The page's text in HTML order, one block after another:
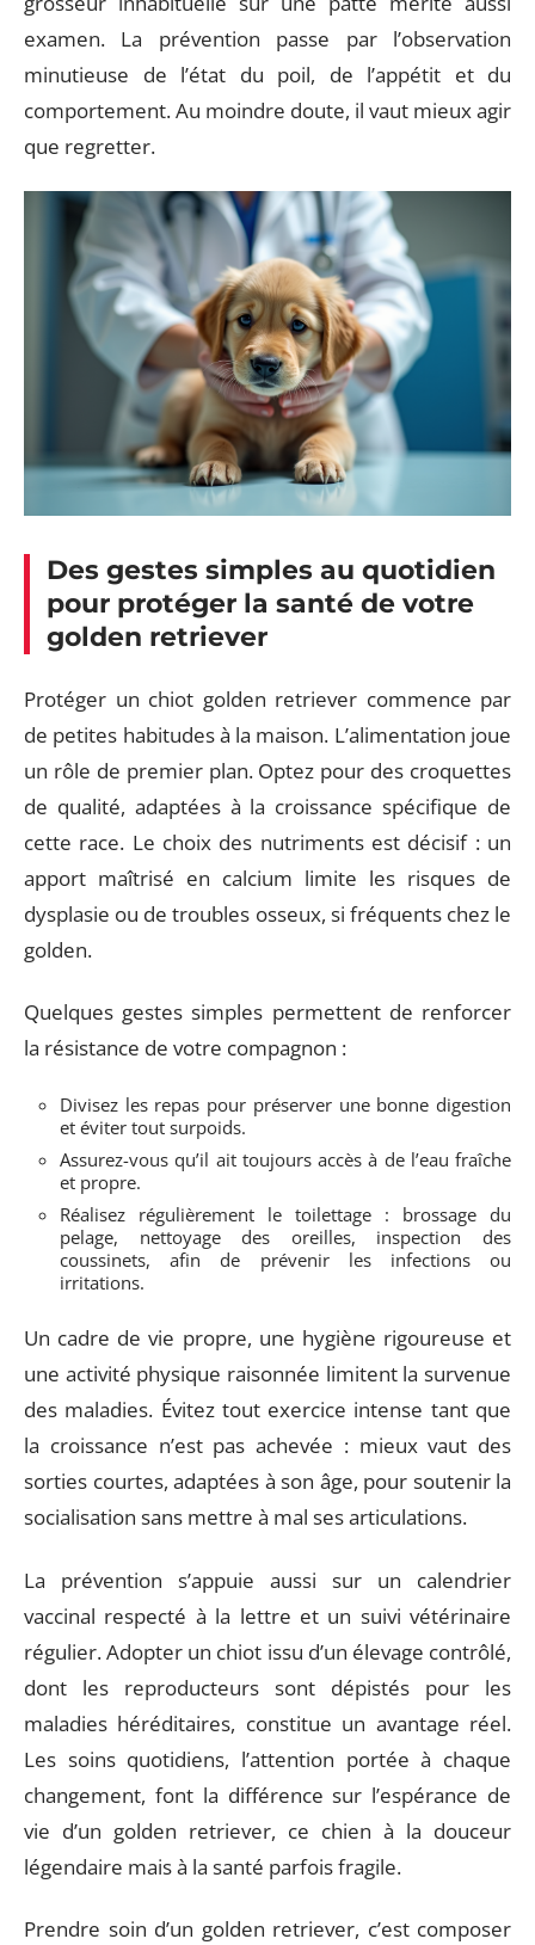
examen. La prévention passe par l’observation
minutieuse de l’état du poil, de l’appétit et du
comportement. Au moindre doute, il vaut mieux agir
que regretter.
Des gestes simples au quotidien
pour protéger la santé de votre
golden retriever
Protéger un chiot golden retriever commence par
de petites habitudes à la maison. L’alimentation joue
un rôle de premier plan. Optez pour des croquettes
de qualité, adaptées à la croissance spécifique de
cette race. Le choix des nutriments est décisif : un
apport maîtrisé en calcium limite les risques de
dysplasie ou de troubles osseux, si fréquents chez le
golden.
Quelques gestes simples permettent de renforcer
la résistance de votre compagnon :
Divisez les repas pour préserver une bonne digestion
et éviter tout surpoids.
Assurez-vous qu’il ait toujours accès à de l’eau fraîche
et propre.
Réalisez régulièrement le toilettage : brossage du
pelage, nettoyage des oreilles, inspection des
coussinets, afin de prévenir les infections ou
irritations.
Un cadre de vie propre, une hygiène rigoureuse et
une activité physique raisonnée limitent la survenue
des maladies. Évitez tout exercice intense tant que
la croissance n’est pas achevée : mieux vaut des
sorties courtes, adaptées à son âge, pour soutenir la
socialisation sans mettre à mal ses articulations.
La prévention s’appuie aussi sur un calendrier
vaccinal respecté à la lettre et un suivi vétérinaire
régulier. Adopter un chiot issu d’un élevage contrôlé,
dont les reproducteurs sont dépistés pour les
maladies héréditaires, constitue un avantage réel.
Les soins quotidiens, l’attention portée à chaque
changement, font la différence sur l’espérance de
vie d’un golden retriever, ce chien à la douceur
légendaire mais à la santé parfois fragile.
Prendre soin d’un golden retriever, c’est composer